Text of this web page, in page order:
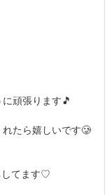
頑張ります🎵
たら嬉しいです🥲
してます♡